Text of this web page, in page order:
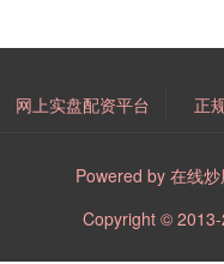
网上实盘配资平台 正
Powered by 在线
Copyright ©